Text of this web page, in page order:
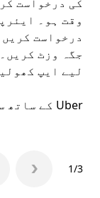
وقت ہو۔
درخواست
جگہ وزٹ
لیے ایپ
Uber کے ساتھ سواری کی درخواست کریں
1/3